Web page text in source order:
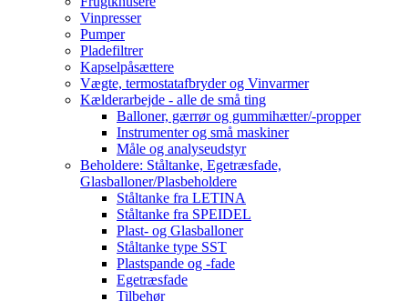
Vinpresser
Pumper
Pladefiltrer
Kapselpåsættere
Vægte, termostatafbryder og Vinvarmer
Kælderarbejde - alle de små ting
Balloner, gærrør og gummihætter/-propper
Instrumenter og små maskiner
Måle og analyseudstyr
Beholdere: Ståltanke, Egetræsfade,
Glasballoner/Plasbeholdere
Ståltanke fra LETINA
Ståltanke fra SPEIDEL
Plast- og Glasballoner
Ståltanke type SST
Plastspande og -fade
Egetræsfade
Tilbehør